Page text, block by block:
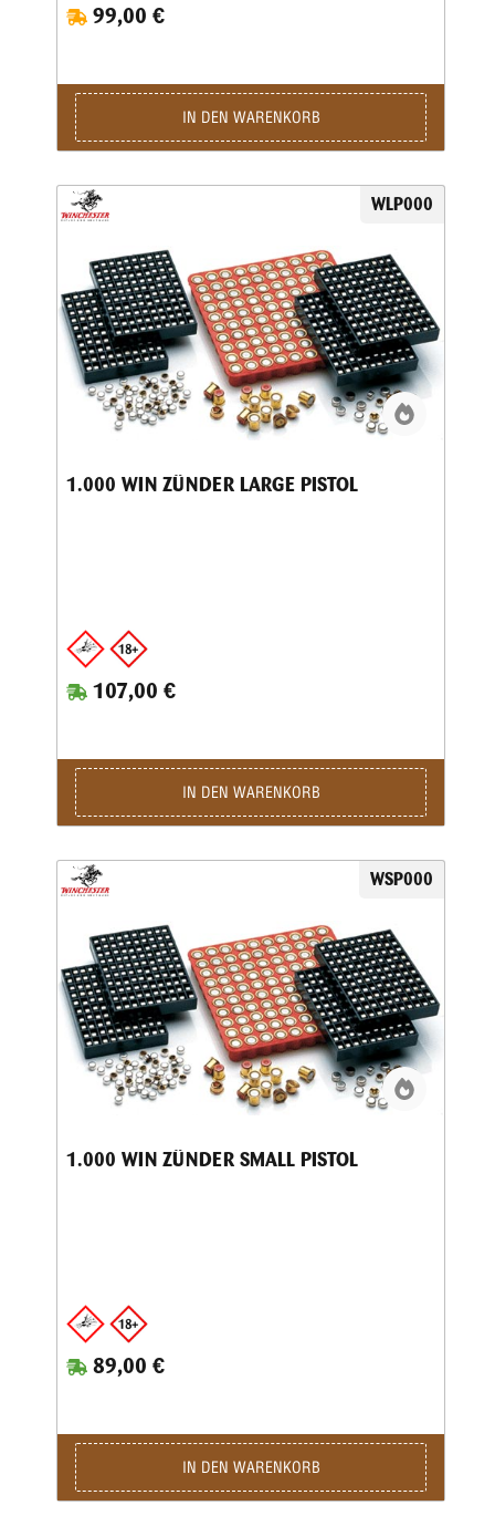
99,00 €
IN DEN WARENKORB
WLP000
1.000 WIN ZÜNDER LARGE PISTOL
107,00 €
IN DEN WARENKORB
WSP000
1.000 WIN ZÜNDER SMALL PISTOL
89,00 €
IN DEN WARENKORB